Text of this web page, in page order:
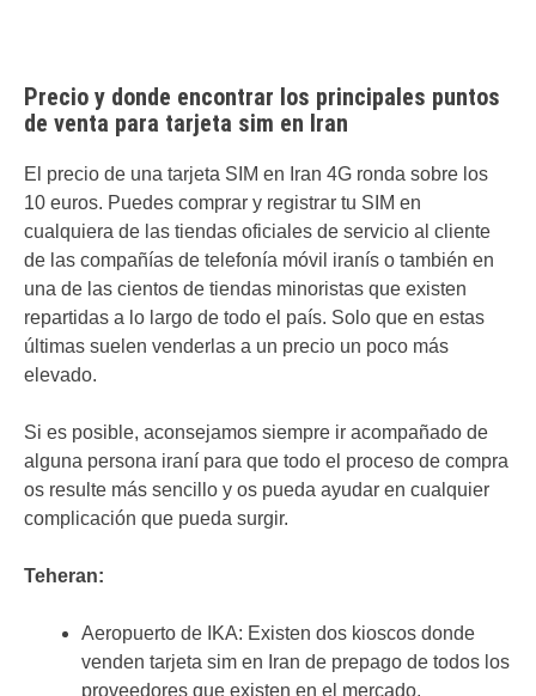
Precio y donde encontrar los principales puntos
de venta para tarjeta sim en Iran
El precio de una tarjeta SIM en Iran 4G ronda sobre los
10 euros. Puedes comprar y registrar tu SIM en
cualquiera de las tiendas oficiales de servicio al cliente
de las compañías de telefonía móvil iranís o también en
una de las cientos de tiendas minoristas que existen
repartidas a lo largo de todo el país. Solo que en estas
últimas suelen venderlas a un precio un poco más
elevado.
Si es posible, aconsejamos siempre ir acompañado de
alguna persona iraní para que todo el proceso de compra
os resulte más sencillo y os pueda ayudar en cualquier
complicación que pueda surgir.
Teheran:
Aeropuerto de IKA: Existen dos kioscos donde
venden tarjeta sim en Iran de prepago de todos los
proveedores que existen en el mercado.